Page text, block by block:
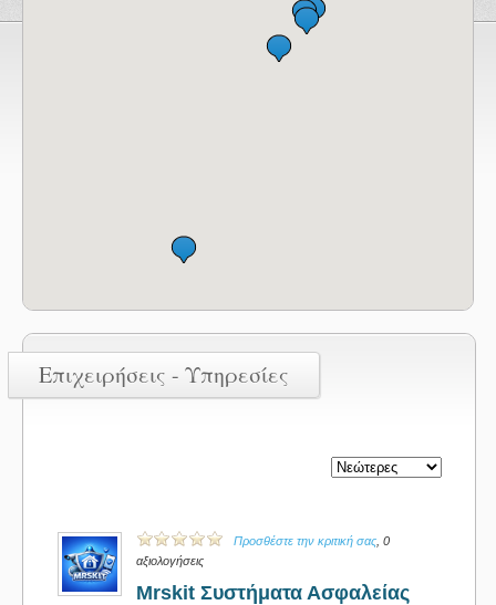
Επιχειρήσεις - Υπηρεσίες
Προσθέστε την κριτική σας , 0
αξιολογήσεις
Mrskit Συστήματα Ασφαλείας